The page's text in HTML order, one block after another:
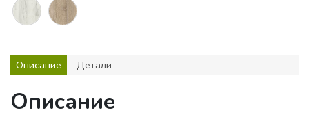
Описание Детали
Описание